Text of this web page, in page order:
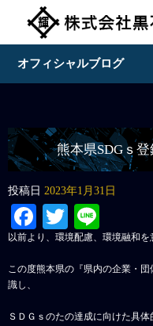
オフィシャルブログ
熊本県SDGｓ
投稿日 2023年1月31日
Facebook
Twitter
以前より、環境配慮、環境融和を
この度熊本県の『県内の企業・
識し、
ＳＤＧｓのたの達成に向けた具